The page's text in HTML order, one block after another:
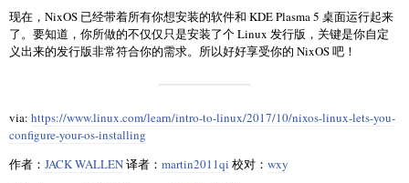
现在，NixOS 已经带着所有你想安装的软件和 KDE Plasma 5 桌面运行起来
了。要知道，你所做的不仅仅只是安装了个 Linux 发行版，关键是你自定
义出来的发行版非常符合你的需求。所以好好享受你的 NixOS 吧！
via: https://www.linux.com/learn/intro-to-linux/2017/10/nixos-linux-lets-you-
configure-your-os-installing
作者： JACK WALLEN译者： martin2011qi 校对： wxy